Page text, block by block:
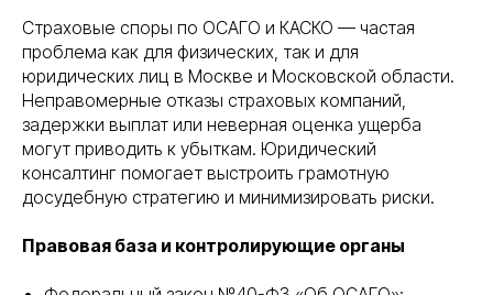
Страховые споры по ОСАГО и КАСКО — частая
проблема как для физических, так и для
юридических лиц в Москве и Московской области.
Неправомерные отказы страховых компаний,
задержки выплат или неверная оценка ущерба
могут приводить к убыткам. Юридический
консалтинг помогает выстроить грамотную
досудебную стратегию и минимизировать риски.
Правовая база и контролирующие органы